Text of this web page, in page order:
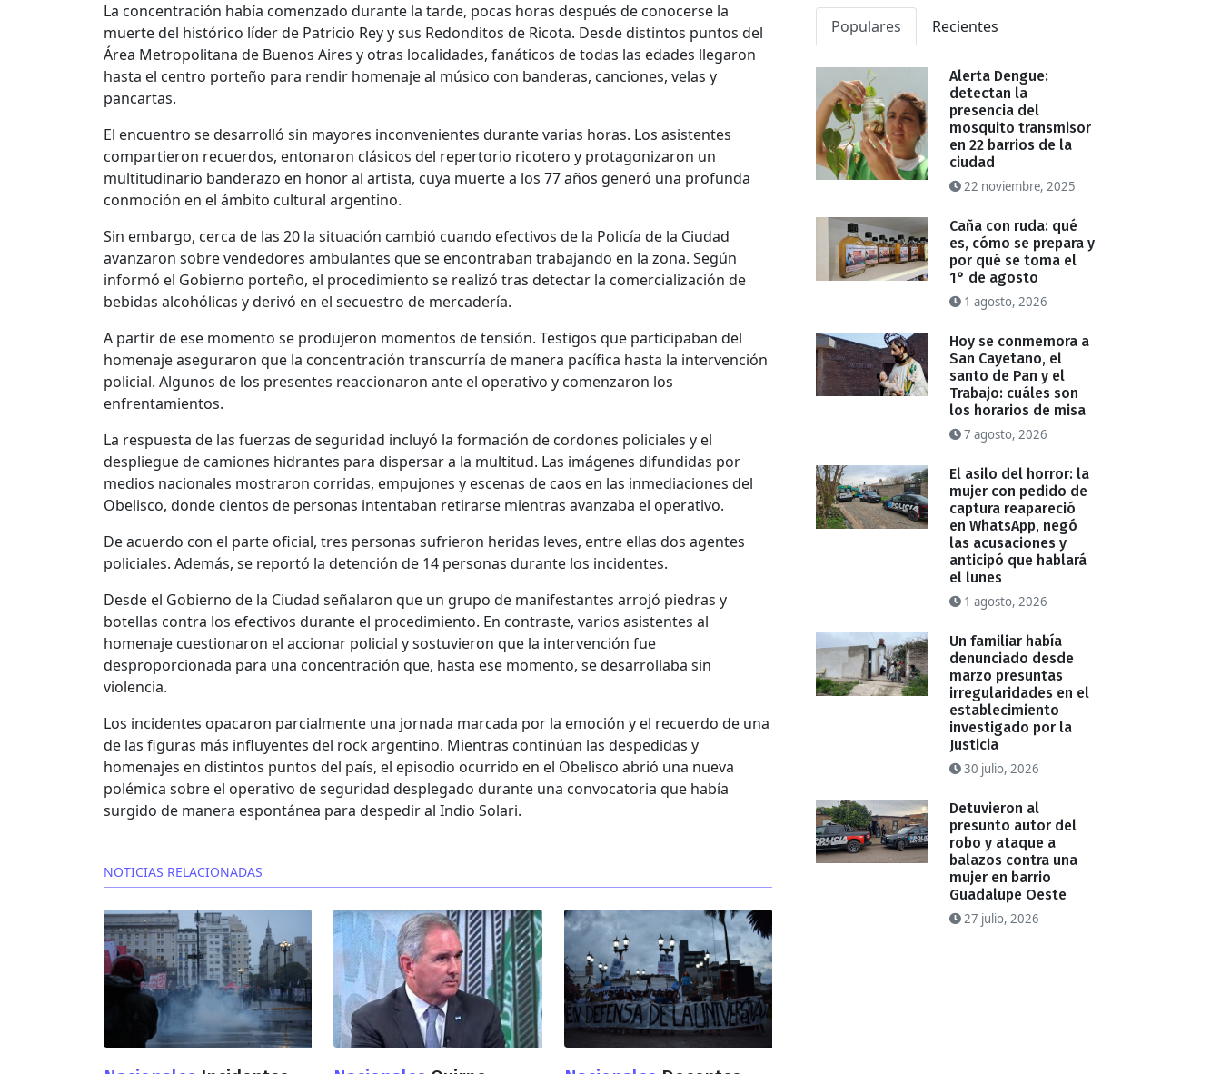
La concentración había comenzado durante la tarde, pocas horas después de conocerse la
muerte del histórico líder de Patricio Rey y sus Redonditos de Ricota. Desde distintos puntos del
Área Metropolitana de Buenos Aires y otras localidades, fanáticos de todas las edades llegaron
hasta el centro porteño para rendir homenaje al músico con banderas, canciones, velas y
pancartas.
El encuentro se desarrolló sin mayores inconvenientes durante varias horas. Los asistentes
compartieron recuerdos, entonaron clásicos del repertorio ricotero y protagonizaron un
multitudinario banderazo en honor al artista, cuya muerte a los 77 años generó una profunda
conmoción en el ámbito cultural argentino.
Sin embargo, cerca de las 20 la situación cambió cuando efectivos de la Policía de la Ciudad
avanzaron sobre vendedores ambulantes que se encontraban trabajando en la zona. Según
informó el Gobierno porteño, el procedimiento se realizó tras detectar la comercialización de
bebidas alcohólicas y derivó en el secuestro de mercadería.
A partir de ese momento se produjeron momentos de tensión. Testigos que participaban del
homenaje aseguraron que la concentración transcurría de manera pacífica hasta la intervención
policial. Algunos de los presentes reaccionaron ante el operativo y comenzaron los
enfrentamientos.
La respuesta de las fuerzas de seguridad incluyó la formación de cordones policiales y el
despliegue de camiones hidrantes para dispersar a la multitud. Las imágenes difundidas por
medios nacionales mostraron corridas, empujones y escenas de caos en las inmediaciones del
Obelisco, donde cientos de personas intentaban retirarse mientras avanzaba el operativo.
De acuerdo con el parte oficial, tres personas sufrieron heridas leves, entre ellas dos agentes
policiales. Además, se reportó la detención de 14 personas durante los incidentes.
Desde el Gobierno de la Ciudad señalaron que un grupo de manifestantes arrojó piedras y
botellas contra los efectivos durante el procedimiento. En contraste, varios asistentes al
homenaje cuestionaron el accionar policial y sostuvieron que la intervención fue
desproporcionada para una concentración que, hasta ese momento, se desarrollaba sin
violencia.
Los incidentes opacaron parcialmente una jornada marcada por la emoción y el recuerdo de una
de las figuras más influyentes del rock argentino. Mientras continúan las despedidas y
homenajes en distintos puntos del país, el episodio ocurrido en el Obelisco abrió una nueva
polémica sobre el operativo de seguridad desplegado durante una convocatoria que había
surgido de manera espontánea para despedir al Indio Solari.
NOTICIAS RELACIONADAS
Populares Recientes
Alerta Dengue:
detectan la
presencia del
mosquito transmisor
en 22 barrios de la
ciudad
22 noviembre, 2025
Caña con ruda: qué
es, cómo se prepara y
por qué se toma el
1° de agosto
1 agosto, 2026
Hoy se conmemora a
San Cayetano, el
santo de Pan y el
Trabajo: cuáles son
los horarios de misa
7 agosto, 2026
El asilo del horror: la
mujer con pedido de
captura reapareció
en WhatsApp, negó
las acusaciones y
anticipó que hablará
el lunes
1 agosto, 2026
Un familiar había
denunciado desde
marzo presuntas
irregularidades en el
establecimiento
investigado por la
Justicia
30 julio, 2026
Detuvieron al
presunto autor del
robo y ataque a
balazos contra una
mujer en barrio
Guadalupe Oeste
27 julio, 2026